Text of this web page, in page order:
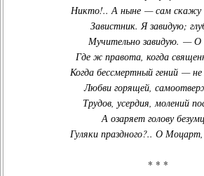
Никто!.. А ныне — сам
Завистник. Я завидую;
Мучительно завидую. — О
Где ж правота, когда
Когда бессмертный гений — не
Любви горящей,
Трудов, усердия, молений
А озаряет голову
Гуляки праздного?.. О
* * *